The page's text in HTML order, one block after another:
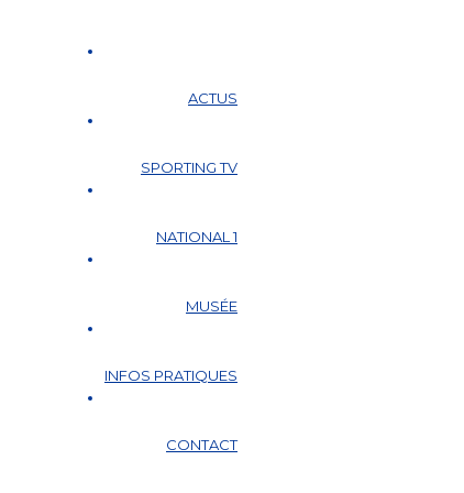
ACTUS
SPORTING TV
NATIONAL 1
MUSÉE
INFOS PRATIQUES
CONTACT